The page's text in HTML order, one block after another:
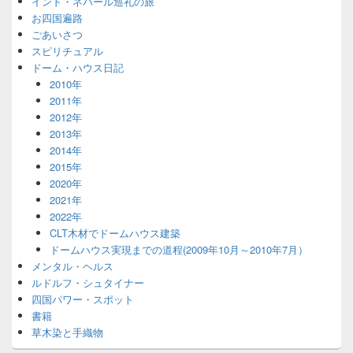
お四国遍路
ごあいさつ
スピリチュアル
ドーム・ハウス日記
2010年
2011年
2012年
2013年
2014年
2015年
2020年
2021年
2022年
CLT木材でドームハウス建築
ドームハウス実現までの道程(2009年10月～2010年7月）
メンタル・ヘルス
ルドルフ・シュタイナー
四国パワー・スポット
書籍
草木染と手織物